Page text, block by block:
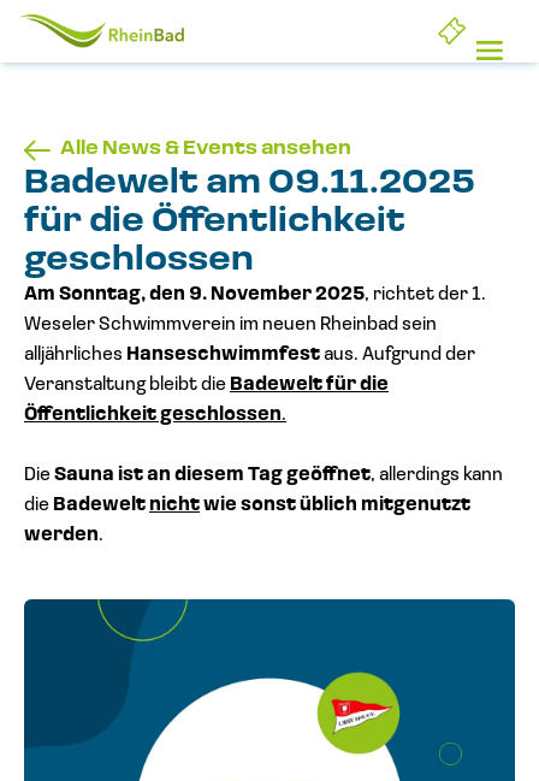
Startseite
Alle News & Events ansehen
Badewelt am 09.11.2025
für die Öffentlichkeit
geschlossen
Am Sonntag, den 9. November 2025, richtet der 1.
Weseler Schwimmverein im neuen Rheinbad sein
alljährliches Hanseschwimmfestaus. Aufgrund der
Veranstaltung bleibt die Badewelt für die
Öffentlichkeit geschlossen.
DieSauna ist an diesem Tag geöffnet, allerdings kann
die Badewelt nichtwie sonst üblich mitgenutzt
werden.